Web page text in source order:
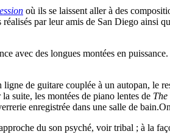
où ils se laissent aller à des
par leur amis de San Diego ainsi
avec des longues montées en
ligne de guitare couplée à un autopan, le
suite, les montées de piano lentes de
enregistrée dans une salle de
du son psyché, voir tribal ; à la